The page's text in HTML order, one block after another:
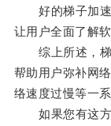
好的梯子加速
让用户全面了解
综上所述，梯
帮助用户弥补网
络速度过慢等一系
如果您有这方